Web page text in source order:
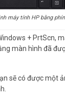
máy tính HP bằng
+ PrtScn,
màn hình đã
sẽ có được một